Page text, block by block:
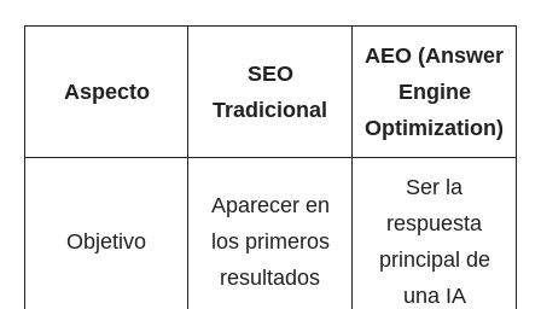
Aspecto
SEO
Tradicional
AEO (Answer
Engine
Optimization)
Objetivo
Aparecer en
los primeros
resultados
Ser la
respuesta
principal de
una IA